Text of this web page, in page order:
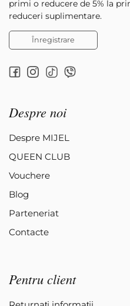
primi o reducere de 5% la
reduceri suplimentare.
Înregistrare
Despre noi
Despre MIJEL
QUEEN CLUB
Vouchere
Blog
Parteneriat
Contacte
Pentru client